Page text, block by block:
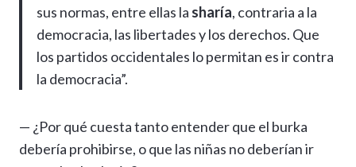
sus normas, entre ellas la sharía, contraria a la
democracia, las libertades y los derechos. Que
los partidos occidentales lo permitan es ir contra
la democracia”.
— ¿Por qué cuesta tanto entender que el burka
debería prohibirse, o que las niñas no deberían ir